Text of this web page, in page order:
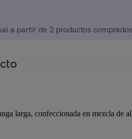
larga, confeccionada en mezcla de